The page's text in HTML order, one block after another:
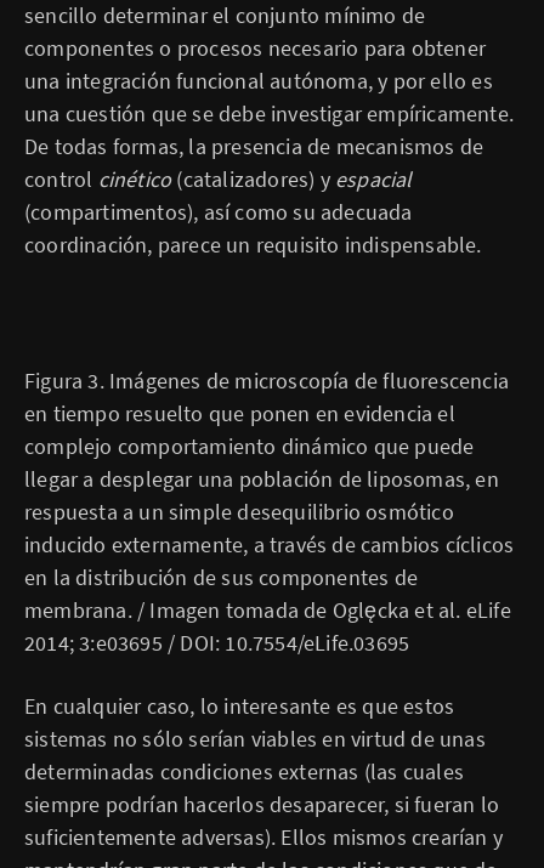
sencillo determinar el conjunto mínimo de
componentes o procesos necesario para obtener
una integración funcional autónoma, y por ello es
una cuestión que se debe investigar empíricamente.
De todas formas, la presencia de mecanismos de
control cinético(catalizadores) y espacial
(compartimentos), así como su adecuada
coordinación, parece un requisito indispensable.
Figura 3. Imágenes de microscopía de fluorescencia
en tiempo resuelto que ponen en evidencia el
complejo comportamiento dinámico que puede
llegar a desplegar una población de liposomas, en
respuesta a un simple desequilibrio osmótico
inducido externamente, a través de cambios cíclicos
en la distribución de sus componentes de
membrana. / Imagen tomada de Oglęcka et al. eLife
2014; 3:e03695 / DOI: 10.7554/eLife.03695
En cualquier caso, lo interesante es que estos
sistemas no sólo serían viables en virtud de unas
determinadas condiciones externas (las cuales
siempre podrían hacerlos desaparecer, si fueran lo
suficientemente adversas). Ellos mismos crearían y